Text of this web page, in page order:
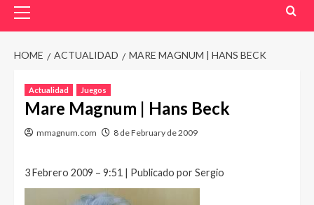
Menu
HOME ACTUALIDAD MARE MAGNUM | HANS BECK
Actualidad Juegos
Mare Magnum | Hans Beck
mmagnum.com 8 de February de 2009
3 Febrero 2009 – 9:51 | Publicado por Sergio